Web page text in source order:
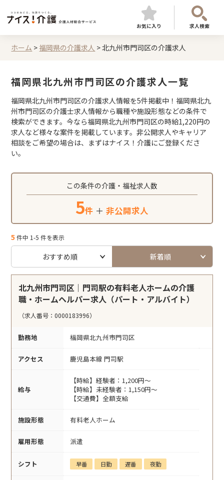
お気に入り 求人検索
ホーム >福岡県の介護求人 >北九州市門司区の介護求人
福岡県北九州市門司区の介護求人一覧
福岡県北九州市門司区の介護求人情報を5件掲載中！福岡県北九
州市門司区の介護士求人情報から職種や施設形態などの条件で
検索ができます。今なら福岡県北九州市門司区の時給1,220円の
求人など様々な案件を掲載しています。非公開求人やキャリア
相談をご希望の場合は、まずはナイス！介護にご登録くださ
い。
この条件の介護・福祉求人数
5件 ＋ 非公開求人
5件中 1-5 件を表示
おすすめ順 新着順
北九州市門司区｜門司駅の有料老人ホームの介護
職・ホームヘルパー求人（パート・アルバイト）
（求人番号：0000183996）
勤務地 福岡県北九州市門司区
アクセス 鹿児島本線 門司駅
給与
【時給】経験者：1,200円～
【時給】未経験者：1,150円～
【交通費】全額支給
施設形態 有料老人ホーム
雇用形態 派遣
シフト 早番 日勤 遅番 夜勤